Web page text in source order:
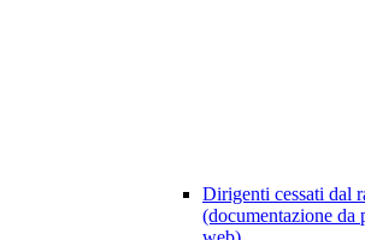
Dirigenti cessati dal
(documentazione da